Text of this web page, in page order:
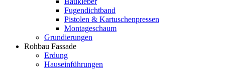
Fugendichtband
Pistolen & Kartuschenpressen
Montageschaum
Grundierungen
Rohbau Fassade
Erdung
Hauseinführungen